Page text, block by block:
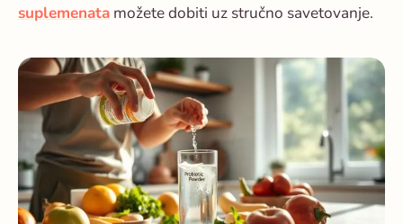
suplemenata možete dobiti uz stručno savetovanje.